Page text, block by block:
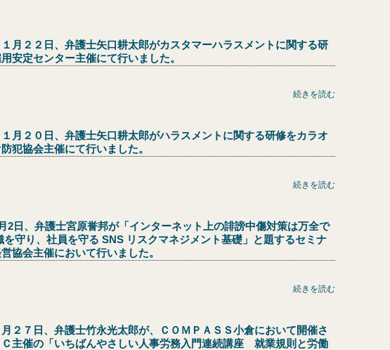
月２２日、弁護士矢口耕太郎がカスタマーハラスメントに関する研
安定センター主催にて行いました。
続きを読む
月２０日、弁護士矢口耕太郎がハラスメントに関する研修をカラオ
犯協会主催にて行いました。
続きを読む
2日、弁護士宮原誉邦が「インターネット上の誹謗中傷対策は万全で
を守り、社員を守る SNS リスクマネジメント基礎」と題するセミナ
協会主催において行いました。
続きを読む
２７日、弁護士竹永光太郎が、ＣＯＭＰＡＳＳ小倉において開催さ
主催の「いちばんやさしい人事労務入門連続講座 就業規則と労働